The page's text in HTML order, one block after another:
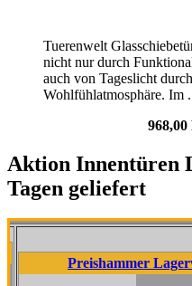
Tuerenwelt
nicht nur durch
auch von Tageslicht
Wohlfühlatmosphäre. Im
Aktion Innentüren
Tagen geliefert
Preishammer Lagerware